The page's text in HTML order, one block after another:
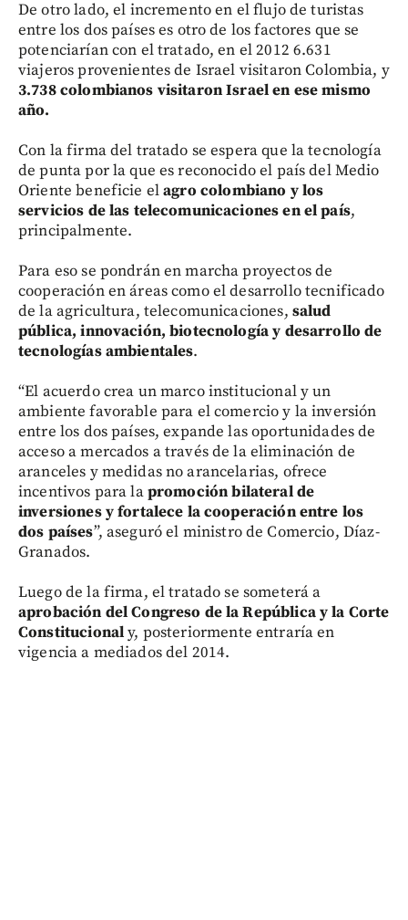
De otro lado, el incremento en el flujo de turistas
entre los dos países es otro de los factores que se
potenciarían con el tratado, en el 2012 6.631
viajeros provenientes de Israel visitaron Colombia, y
3.738 colombianos visitaron Israel en ese mismo
año.
Con la firma del tratado se espera que la tecnología
de punta por la que es reconocido el país del Medio
Oriente beneficie elagro colombiano y los
servicios de las telecomunicaciones en el país,
principalmente.
Para eso se pondrán en marcha proyectos de
cooperación en áreas como el desarrollo tecnificado
de la agricultura, telecomunicaciones, salud
pública, innovación, biotecnología y desarrollo de
tecnologías ambientales.
“El acuerdo crea un marco institucional y un
ambiente favorable para el comercio y la inversión
entre los dos países, expande las oportunidades de
acceso a mercados a través de la eliminación de
aranceles y medidas no arancelarias, ofrece
incentivos para lapromoción bilateral de
inversiones y fortalece la cooperación entre los
dos países”, aseguró el ministro de Comercio, Díaz-
Granados.
Luego de la firma, el tratado se someterá a
aprobación del Congreso de la República y la Corte
Constitucionaly, posteriormente entraría en
vigencia a mediados del 2014.